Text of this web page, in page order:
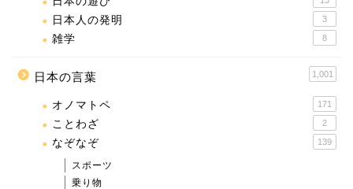
日本人の発明 3
雑学 8
日本の言葉 1,001
オノマトペ 171
ことわざ 2
なぞなぞ 139
スポーツ
乗り物